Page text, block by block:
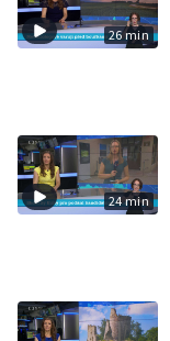
26 min
24 min